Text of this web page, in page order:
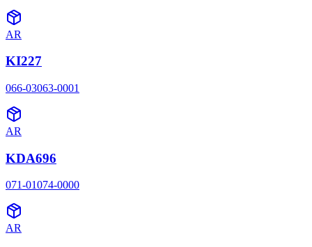
AR
KI227
066-03063-0001
AR
KDA696
071-01074-0000
AR